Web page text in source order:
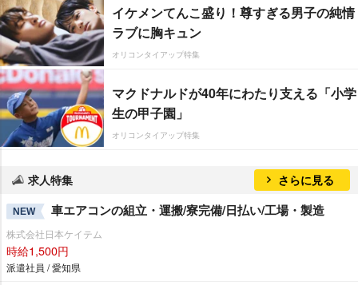
イケメンてんこ盛り！尊すぎる男子の純情
ラブに胸キュン
オリコンタイアップ特集
マクドナルドが40年にわたり支える「小学
生の甲子園」
オリコンタイアップ特集
求人特集 さらに見る
NEW 車エアコンの組立・運搬/寮完備/日払い/工場・製造
株式会社日本ケイテム
時給1,500円
派遣社員 / 愛知県